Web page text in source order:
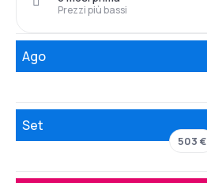
Prezzi più bassi
Ago
Set
503 €